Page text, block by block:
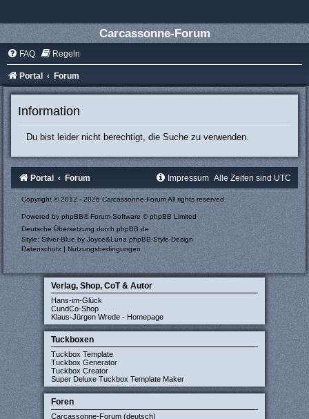
Carcassonne-Forum
FAQ Regeln
Portal Forum
Information
Du bist leider nicht berechtigt, die Suche zu verwenden.
Portal Forum Alle Zeiten sind UTC
Impressum
Copyright © 2012 - 2026 Carcassonne-Forum All rights reserved.
Powered by phpBB® Forum Software © phpBB Limited
Deutsche Übersetzung durch phpBB.de
Style: Silver-Blue by Joyce&LunaphpBB-Style-Design
Datenschutz | Nutzungsbedingungen
Verlag, Shop, CoT & Autor
Hans-im-Glück
CundCo-Shop
Klaus-Jürgen Wrede - Homepage
Tuckboxen
Tuckbox Template
Tuckbox Generator
Tuckbox Creator
Super Deluxe Tuckbox Template Maker
Foren
Carcassonne-Forum (deutsch)